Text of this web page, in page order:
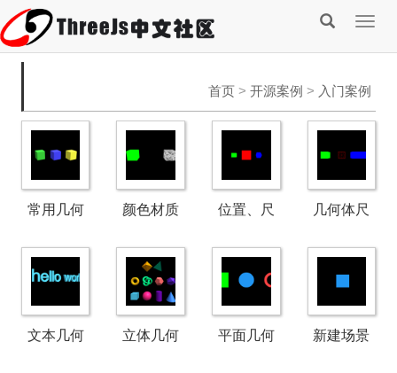
首页 >开源案例 > 入门案例
常用几何
体材质
颜色材质
与贴图材
质
位置、尺
寸、角度
变化
几何体尺
寸
文本几何 立体几何 平面几何 新建场景